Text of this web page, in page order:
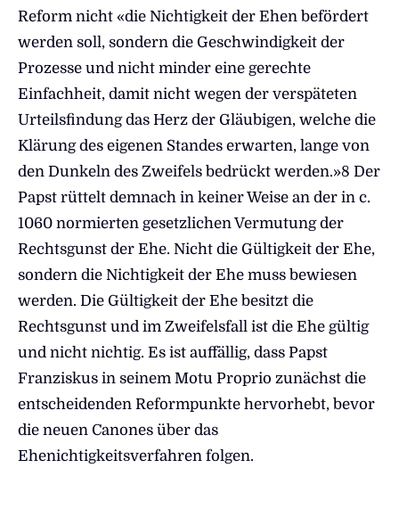
Reform nicht «die Nichtigkeit der Ehen befördert
werden soll, sondern die Geschwindigkeit der
Prozesse und nicht minder eine gerechte
Einfachheit, damit nicht wegen der verspäteten
Urteilsfindung das Herz der Gläubigen, welche die
Klärung des eigenen Standes erwarten, lange von
den Dunkeln des Zweifels bedrückt werden.»8 Der
Papst rüttelt demnach in keiner Weise an der in c.
1060 normierten gesetzlichen Vermutung der
Rechtsgunst der Ehe. Nicht die Gültigkeit der Ehe,
sondern die Nichtigkeit der Ehe muss bewiesen
werden. Die Gültigkeit der Ehe besitzt die
Rechtsgunst und im Zweifelsfall ist die Ehe gültig
und nicht nichtig. Es ist auffällig, dass Papst
Franziskus in seinem Motu Proprio zunächst die
entscheidenden Reformpunkte hervorhebt, bevor
die neuen Canones über das
Ehenichtigkeitsverfahren folgen.